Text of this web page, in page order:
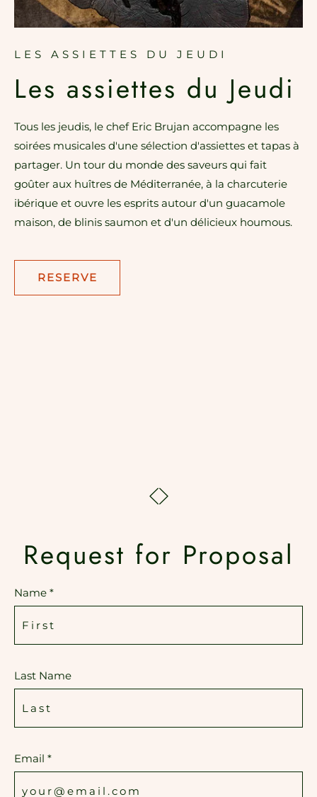
LES ASSIETTES DU JEUDI
Les assiettes du Jeudi
Tous les jeudis, le chef Eric Brujan accompagne les
soirées musicales d'une sélection d'assiettes et tapas à
partager. Un tour du monde des saveurs qui fait
goûter aux huîtres de Méditerranée, à la charcuterie
ibérique et ouvre les esprits autour d'un guacamole
maison, de blinis saumon et d'un délicieux houmous.
RESERVE
Request for Proposal
Name *
Last Name
Email *